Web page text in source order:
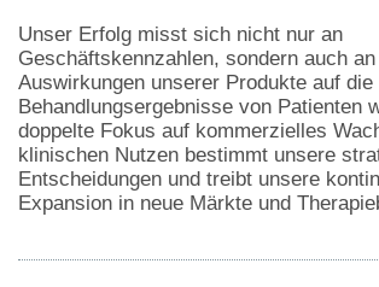
Unser Erfolg misst sich nicht nur an
Geschäftskennzahlen, sondern auch
Auswirkungen unserer Produkte auf die
Behandlungsergebnisse von Patienten
doppelte Fokus auf kommerzielles
klinischen Nutzen bestimmt unsere
Entscheidungen und treibt unsere
Expansion in neue Märkte und